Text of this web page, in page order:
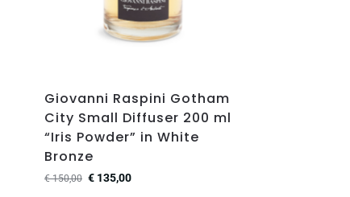
Giovanni Raspini Gotham
City Small Diffuser 200 ml
“Iris Powder” in White
Bronze
€150,00 € 135,00